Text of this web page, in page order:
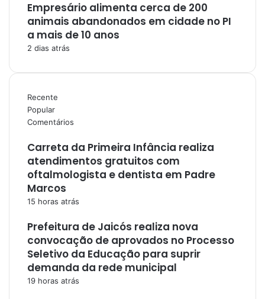
Empresário alimenta cerca de 200
animais abandonados em cidade no PI
a mais de 10 anos
2 dias atrás
Recente
Popular
Comentários
Carreta da Primeira Infância realiza
atendimentos gratuitos com
oftalmologista e dentista em Padre
Marcos
15 horas atrás
Prefeitura de Jaicós realiza nova
convocação de aprovados no Processo
Seletivo da Educação para suprir
demanda da rede municipal
19 horas atrás